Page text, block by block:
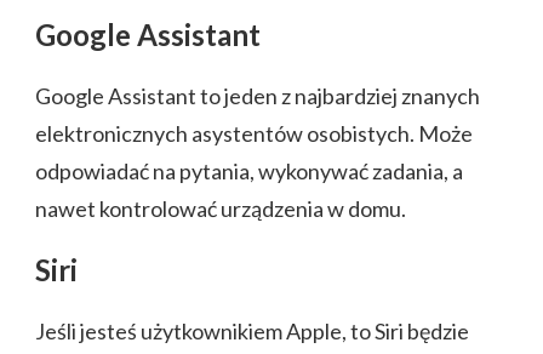
Google Assistant
Google Assistant to jeden z najbardziej znanych
elektronicznych asystentów osobistych. Może
odpowiadać na pytania, wykonywać zadania, a
nawet kontrolować urządzenia w domu.
Siri
Jeśli jesteś użytkownikiem Apple, to Siri będzie